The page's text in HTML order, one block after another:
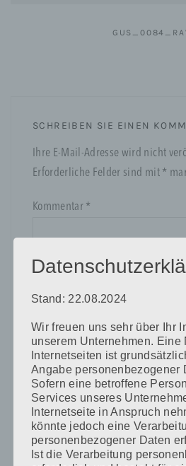
Beitragsnavigation
SCHREIBEN SIE EINEN
Ihre E-Mail-Adresse wird nicht
Erforderliche Felder sind mit *
Kommentar *
Name
E-Mail-Adresse*
Website
Stand: 22.08.2024
Wir freuen uns sehr über Ihr
unserem Unternehmen. Eine
Internetseiten ist
Angabe personenbezogener
Sofern eine betroffene
Services unseres
Internetseite in Anspruch
könnte jedoch eine
personenbezogener Daten
Ist die Verarbeitung